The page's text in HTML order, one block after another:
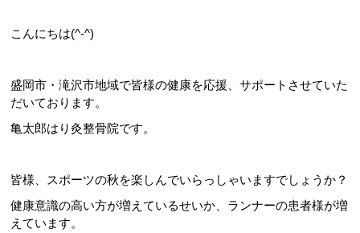
こんにちは(^-^)
盛岡市・滝沢市地域で皆様の健康を応援、サポートさせていた
だいております。
亀太郎はり灸整骨院です。
皆様、スポーツの秋を楽しんでいらっしゃいますでしょうか？
健康意識の高い方が増えているせいか、ランナーの患者様が増
えています。